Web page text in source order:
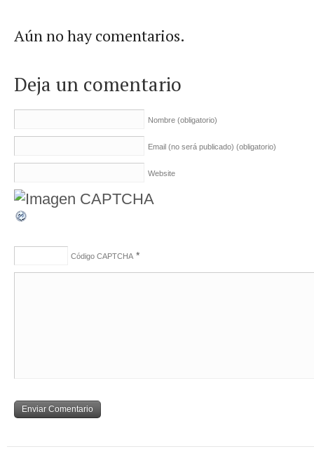
Aún no hay comentarios.
Deja un comentario
Nombre (obligatorio)
Email (no será publicado) (obligatorio)
Website
Código CAPTCHA *